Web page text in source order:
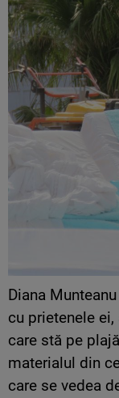
Diana
cu prietenele
care stă pe
materialul din
care se vedea